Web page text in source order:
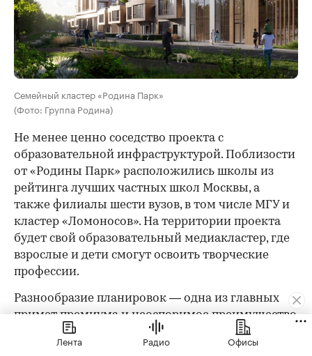
Семейный кластер «Родина Парк»
(Фото: Группа Родина)
Не менее ценно соседство проекта с
образовательной инфраструктурой. Поблизости
от «Родины Парк» расположились школы из
рейтинга лучших частных школ Москвы, а
также филиалы шести вузов, в том числе МГУ и
кластер «Ломоносов». На территории проекта
будет свой образовательный медиакластер, где
взрослые и дети смогут освоить творческие
профессии.
Разнообразие планировок — одна из главных
примет премиума и неоспоримое преимущество
«Родины Парк». В коллекцию из пяти жилых
зданий войдут две башни с роскошными видами
Лента Радио Офисы